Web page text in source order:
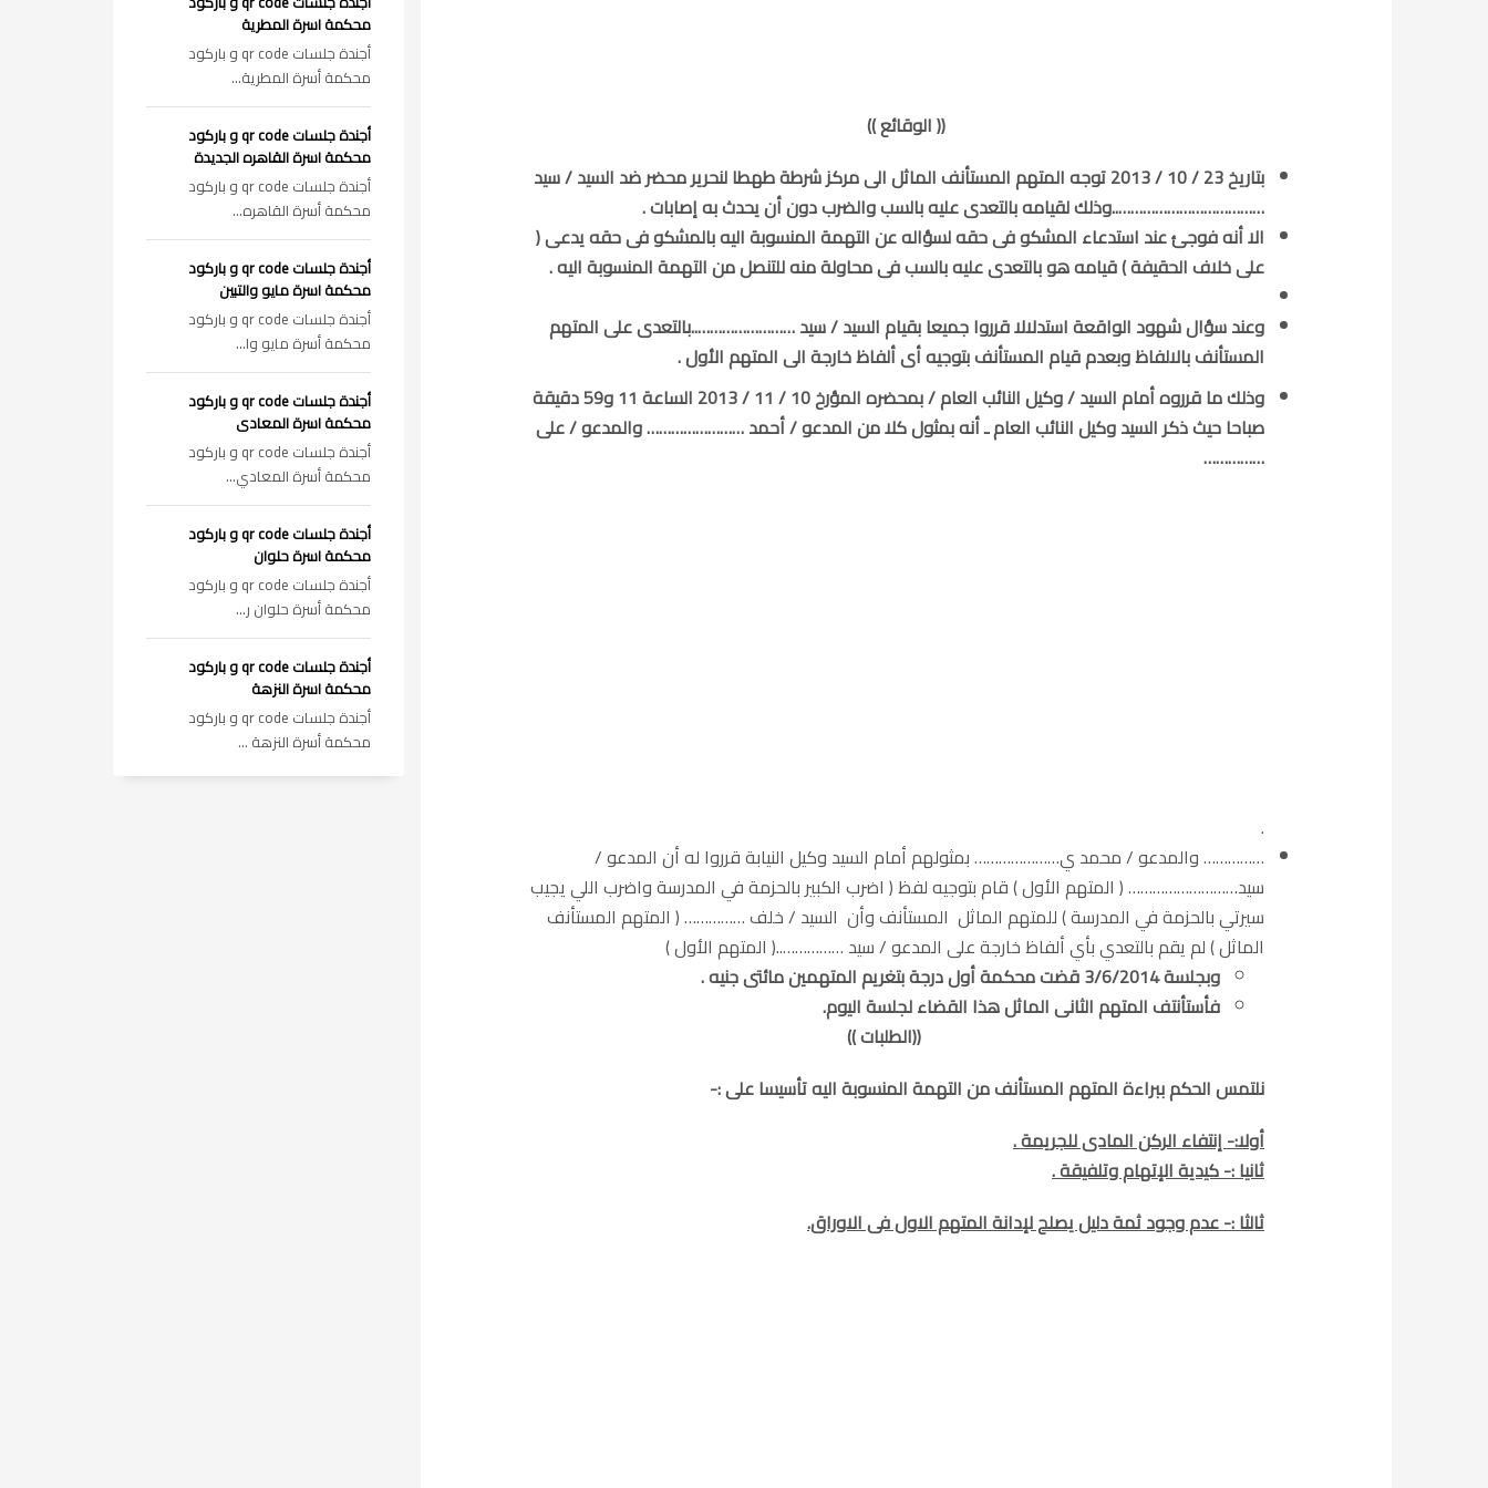
(( الوقائع ))
بتاريخ 23 / 10 / 2013 توجه المتهم المستأنف الماثل الى مركز شرطة طهطا لنحرير محضر ضد السيد / سيد
………………………………..وذلك لقيامه بالتعدى عليه بالسب والضرب دون أن يحدث به إصابات .
الا أنه فوجئ عند استدعاء المشكو فى حقه لسؤاله عن التهمة المنسوبة اليه بالمشكو فى حقه يدعى (
على خلاف الحقيفة ) قيامه هو بالتعدى عليه بالسب فى محاولة منه للتنصل من التهمة المنسوبة اليه .
وعند سؤال شهود الواقعة استدلالا قرروا جميعا بقيام السيد / سيد ……………………..بالتعدى على المتهم
المستأنف بالالفاظ وبعدم قيام المستأنف بتوجيه أى ألفاظ خارجة الى المتهم الأول .
وذلك ما قرروه أمام السيد / وكيل النائب العام / بمحضره المؤرخ 10 / 11 / 2013 الساعة 11 و59 دقيقة
صباحا حيث ذكر السيد وكيل النائب العام ـ أنه بمثول كلا من المدعو / أحمد …………………… والمدعو / على
……………
.
…………… والمدعو / محمد ي………………… بمثولهم أمام السيد وكيل النيابة قرروا له أن المدعو /
سيد……………………… ( المتهم الأول ) قام بتوجيه لفظ ( اضرب الكبير بالحزمة في المدرسة واضرب اللي يجيب
سيرتي بالحزمة في المدرسة ) للمتهم الماثل المستأنف وأن السيد / خلف …………… ( المتهم المستأنف
الماثل ) لم يقم بالتعدي بأي ألفاظ خارجة على المدعو / سيد ……………..( المتهم الأول )
وبجلسة 3/6/2014 قضت محكمة أول درجة بتغريم المتهمين مائتى جنيه .
فأستأنتف المتهم الثانى الماثل هذا القضاء لجلسة اليوم.
((الطلبات ))
نلتمس الحكم ببراءة المتهم المستأنف من التهمة المنسوبة اليه تأسيسا على :-
أولا:- إنتفاء الركن المادى للجريمة .
ثانيا :- كيدية الإتهام وتلفيقة .
ثالثا :- عدم وجود ثمة دليل يصلح لإدانة المتهم الاول فى الاوراق.
محكمة اسرة المطرية
أجندة جلسات qr code و باركود
محكمة أسرة المطرية...
أجندة جلسات qr code و باركود
محكمة اسرة القاهره الجديدة
أجندة جلسات qr code و باركود
محكمة أسرة القاهره...
أجندة جلسات qr code و باركود
محكمة اسرة مايو والتبين
أجندة جلسات qr code و باركود
محكمة أسرة مايو وا...
أجندة جلسات qr code و باركود
محكمة اسرة المعادى
أجندة جلسات qr code و باركود
محكمة أسرة المعادي...
أجندة جلسات qr code و باركود
محكمة اسرة حلوان
أجندة جلسات qr code و باركود
محكمة أسرة حلوان ر...
أجندة جلسات qr code و باركود
محكمة اسرة النزهة
أجندة جلسات qr code و باركود
محكمة أسرة النزهة ...